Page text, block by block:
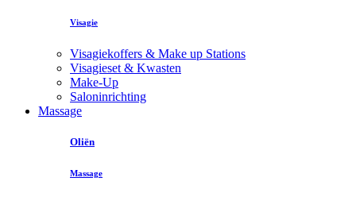
Visagie
Visagiekoffers & Make up Stations
Visagieset & Kwasten
Make-Up
Saloninrichting
Massage
Oliën
Massage